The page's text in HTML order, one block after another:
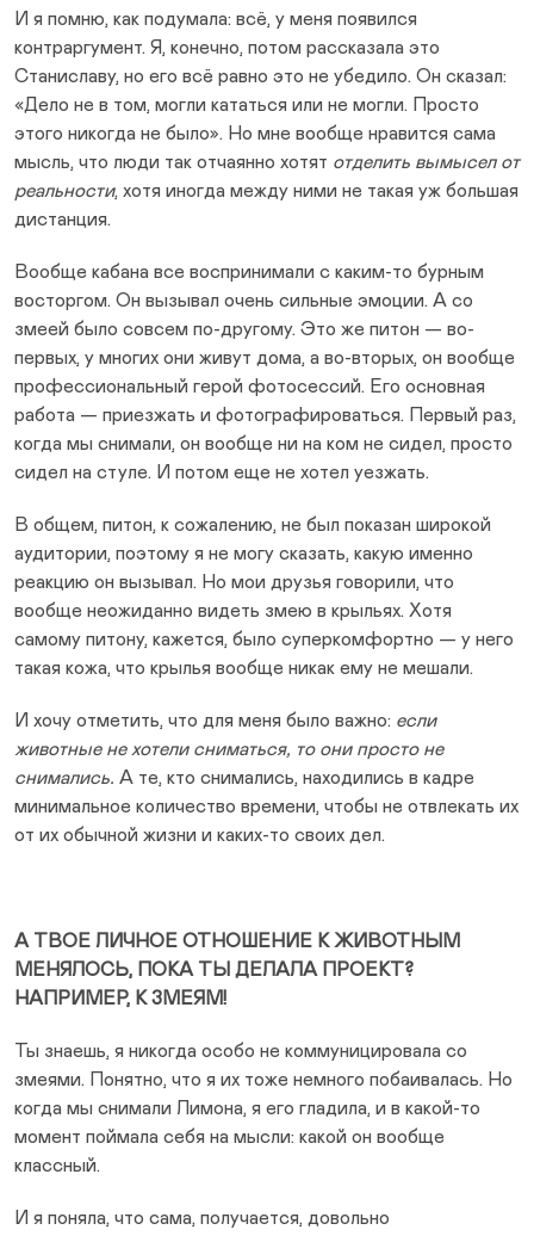
И я помню, как подумала: всё, у меня появился
контраргумент. Я, конечно, потом рассказала это
Станиславу, но его всё равно это не убедило. Он сказал:
«Дело не в том, могли кататься или не могли. Просто
этого никогда не было». Но мне вообще нравится сама
мысль, что люди так отчаянно хотят отделить вымысел от
реальности, хотя иногда между ними не такая уж большая
дистанция.
Вообще кабана все воспринимали с каким-то бурным
восторгом. Он вызывал очень сильные эмоции. А со
змеей было совсем по-другому. Это же питон — во-
первых, у многих они живут дома, а во-вторых, он вообще
профессиональный герой фотосессий. Его основная
работа — приезжать и фотографироваться. Первый раз,
когда мы снимали, он вообще ни на ком не сидел, просто
сидел на стуле. И потом еще не хотел уезжать.
В общем, питон, к сожалению, не был показан широкой
аудитории, поэтому я не могу сказать, какую именно
реакцию он вызывал. Но мои друзья говорили, что
вообще неожиданно видеть змею в крыльях. Хотя
самому питону, кажется, было суперкомфортно — у него
такая кожа, что крылья вообще никак ему не мешали.
И хочу отметить, что для меня было важно: если
животные не хотели сниматься, то они просто не
снимались. А те, кто снимались, находились в кадре
минимальное количество времени, чтобы не отвлекать их
от их обычной жизни и каких-то своих дел.
А ТВОЕ ЛИЧНОЕ ОТНОШЕНИЕ К ЖИВОТНЫМ
МЕНЯЛОСЬ, ПОКА ТЫ ДЕЛАЛА ПРОЕКТ?
НАПРИМЕР, К ЗМЕЯМ!
Ты знаешь, я никогда особо не коммуницировала со
змеями. Понятно, что я их тоже немного побаивалась. Но
когда мы снимали Лимона, я его гладила, и в какой-то
момент поймала себя на мысли: какой он вообще
классный.
И я поняла, что сама, получается, довольно